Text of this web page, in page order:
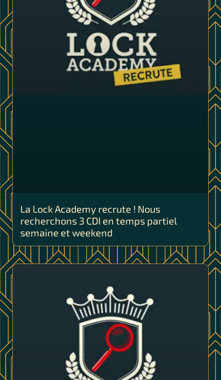
La Lock Academy recrute ! Nous
recherchons 3 CDI en temps partiel
semaine et weekend